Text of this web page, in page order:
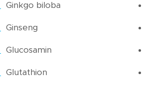
Ginkgo biloba
Ginseng
Glucosamin
Glutathion